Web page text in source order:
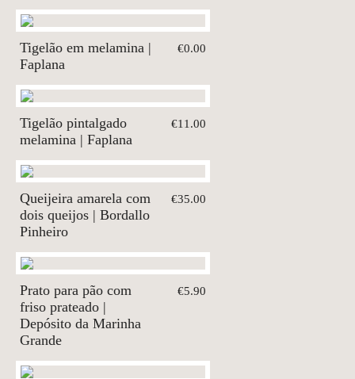
Tigelão em melamina |
Faplana
€0.00
Tigelão pintalgado
melamina | Faplana
€11.00
Queijeira amarela com
dois queijos | Bordallo
Pinheiro
€35.00
Prato para pão com
friso prateado |
Depósito da Marinha
Grande
€5.90